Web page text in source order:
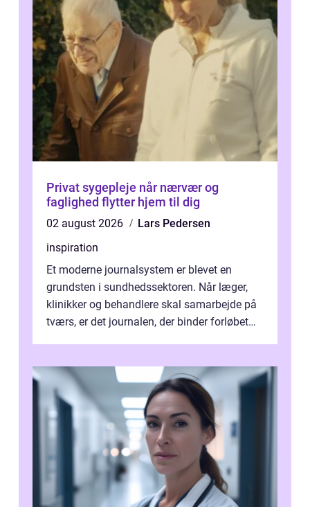
Privat sygepleje når nærvær og
faglighed flytter hjem til dig
02 august 2026
Lars Pedersen
inspiration
Et moderne journalsystem er blevet en
grundsten i sundhedssektoren. Når læger,
klinikker og behandlere skal samarbejde på
tværs, er det journalen, der binder forløbet